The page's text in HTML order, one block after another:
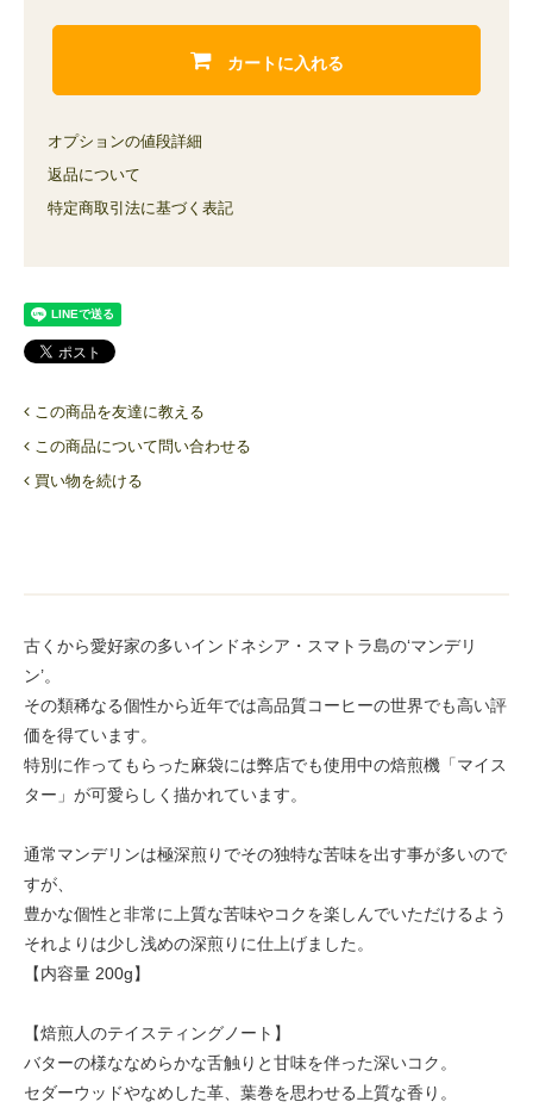
カートに入れる
オプションの値段詳細
返品について
特定商取引法に基づく表記
この商品を友達に教える
この商品について問い合わせる
買い物を続ける
古くから愛好家の多いインドネシア・スマトラ島の‘マンデリ
ン’。
その類稀なる個性から近年では高品質コーヒーの世界でも高い評
価を得ています。
特別に作ってもらった麻袋には弊店でも使用中の焙煎機「マイス
ター」が可愛らしく描かれています。
通常マンデリンは極深煎りでその独特な苦味を出す事が多いので
すが、
豊かな個性と非常に上質な苦味やコクを楽しんでいただけるよう
それよりは少し浅めの深煎りに仕上げました。
【内容量 200g】
【焙煎人のテイスティングノート】
バターの様ななめらかな舌触りと甘味を伴った深いコク。
セダーウッドやなめした革、葉巻を思わせる上質な香り。